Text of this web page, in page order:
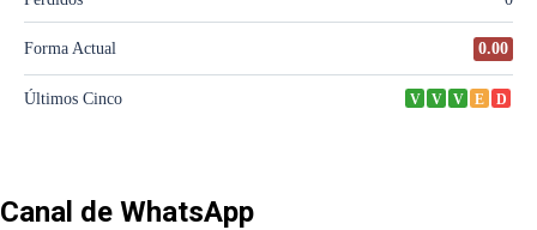
Canal de WhatsApp